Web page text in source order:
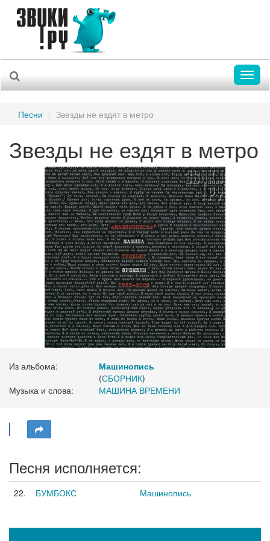
Песни Звезды не ездят в метро
Звезды не ездят в метро
Из альбома:
Машинопись
(СБОРНИК)
Музыка и слова:
МАШИНА ВРЕМЕНИ
Песня исполняется:
22. БУМБОКС Машинопись